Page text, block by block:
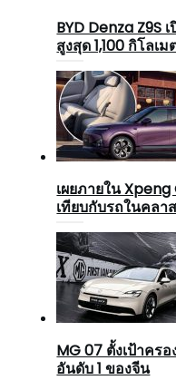
BYD Denza Z9S
สูงสุด 1,100 กิโลเ
เผยภายใน
เทียบกับรถในคลา
MG 07 ตั้งเป้าคร
อันดับ 1 ของจีน